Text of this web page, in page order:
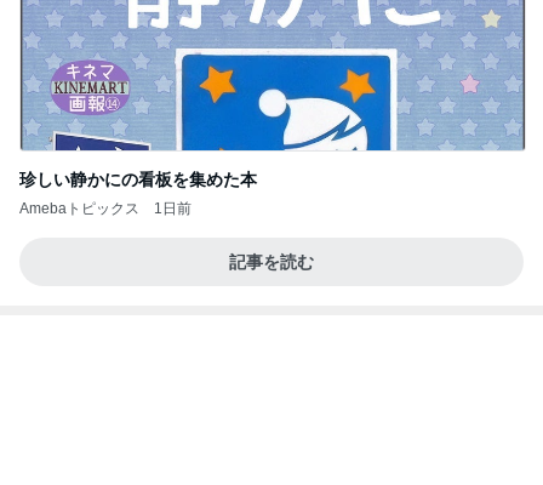
珍しい静かにの看板を集めた本
Amebaトピックス 1日前
記事を読む